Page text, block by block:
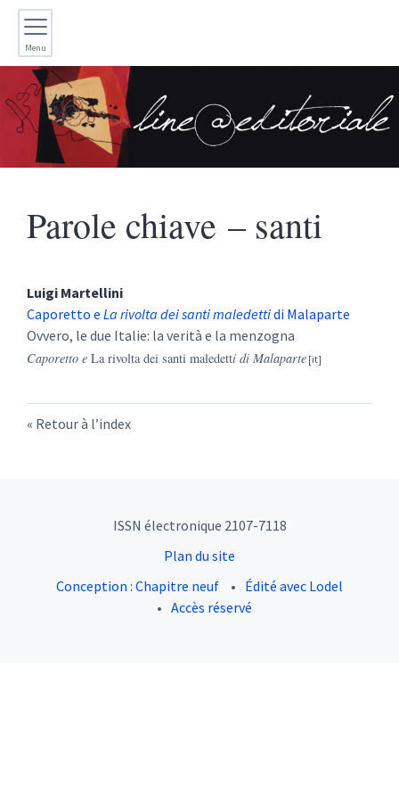
Menu
Parole chiave – santi
Luigi Martellini
Caporetto e La rivolta dei santi maledettidi Malaparte
Ovvero, le due Italie: la verità e la menzogna
Caporetto e La rivolta dei santi maledetti di Malaparte
Retour à l’index
ISSN électronique 2107-7118
Plan du site
Conception : Chapitre neuf
Édité avec Lodel
Accès réservé